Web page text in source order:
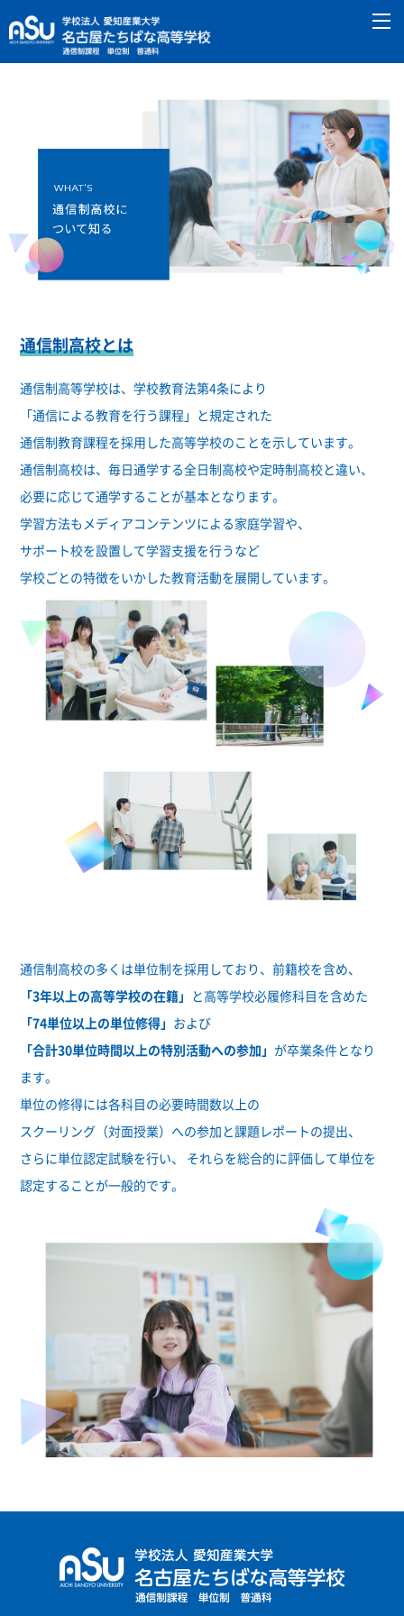
通信制高校とは
通信制高等学校は、学校教育法第4条により
「通信による教育を行う課程」と規定された
通信制教育課程を採用した高等学校のことを示しています。
通信制高校は、毎日通学する全日制高校や定時制高校と違い、
必要に応じて通学することが基本となります。
学習方法もメディアコンテンツによる家庭学習や、
サポート校を設置して学習支援を行うなど
学校ごとの特徴をいかした教育活動を展開しています。
通信制高校の多くは単位制を採用しており、前籍校を含め、
「3年以上の高等学校の在籍」 と高等学校必履修科目を含めた
「74単位以上の単位修得」 および
「合計30単位時間以上の特別活動への参加」 が卒業条件となり
ます。
単位の修得には各科目の必要時間数以上の
スクーリング（対面授業）への参加と課題レポートの提出、
さらに単位認定試験を行い、 それらを総合的に評価して単位を
認定することが一般的です。